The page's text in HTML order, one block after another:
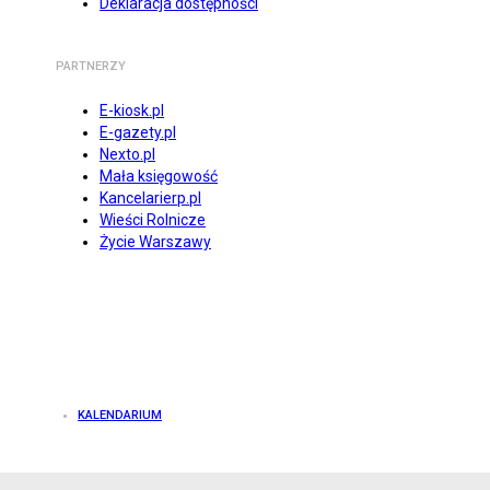
PARTNERZY
E-kiosk.pl
E-gazety.pl
Nexto.pl
Mała księgowość
Kancelarierp.pl
Wieści Rolnicze
Życie Warszawy
KALENDARIUM